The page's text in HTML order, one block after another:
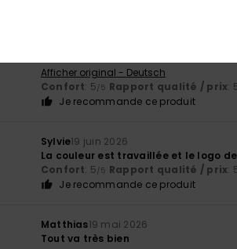
Afficher original - Deutsch
Confort: 5/5 Rapport qualité / prix:
Je recommande ce produit
Sylvie19 juin 2026
La couleur est travaillée et le logo
Confort: 5/5 Rapport qualité / prix:
Je recommande ce produit
Matthias19 mai 2026
Tout va très bien